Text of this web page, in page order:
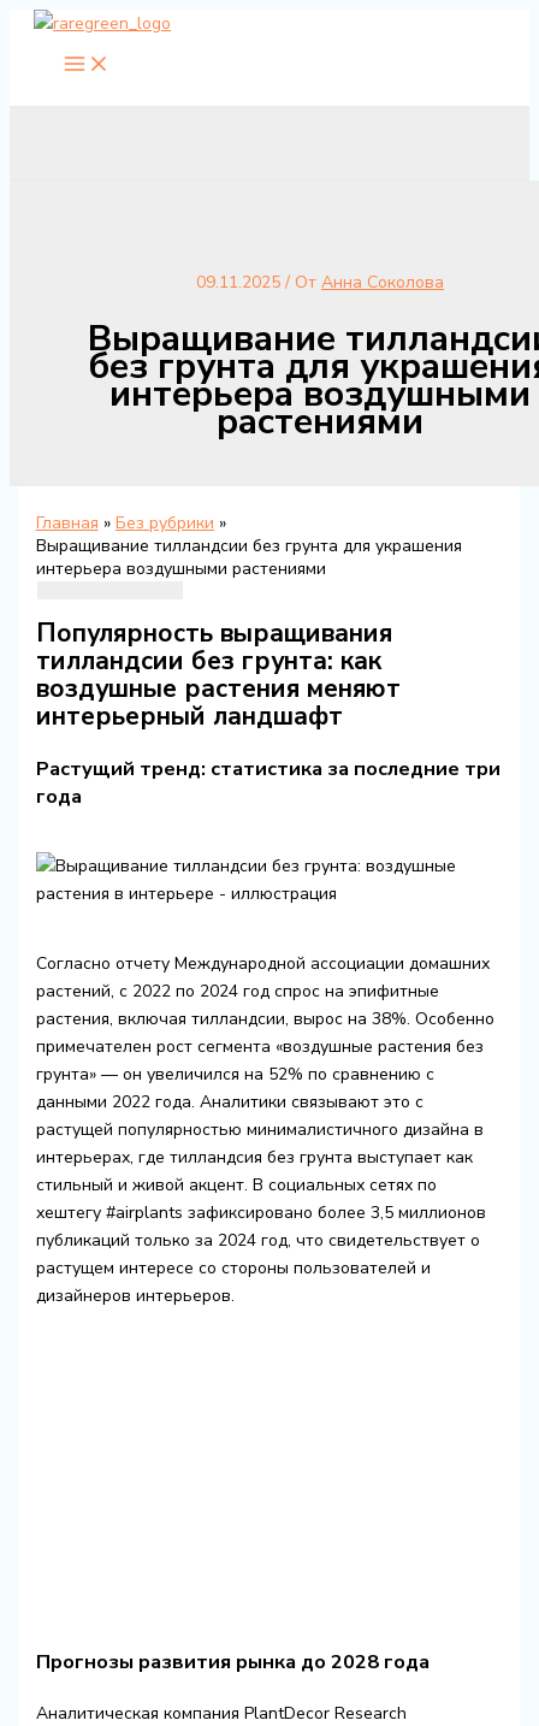
Перейти
содержимому
09.11.2025 / От Анна Соколова
Выращивание
без грунта для
интерьера воздушными
растениями
Главная
Без рубрики
Выращивание тилландсии без грунта для украшения
интерьера воздушными растениями
Популярность выращивания
тилландсии без грунта: как
воздушные растения меняют
интерьерный ландшафт
Растущий тренд: статистика за последние три
года
Согласно отчету Международной ассоциации домашних
растений, с 2022 по 2024 год спрос на эпифитные
растения, включая тилландсии, вырос на 38%. Особенно
примечателен рост сегмента «воздушные растения без
грунта» — он увеличился на 52% по сравнению с
данными 2022 года. Аналитики связывают это с
растущей популярностью минималистичного дизайна в
интерьерах, где тилландсия без грунта выступает как
стильный и живой акцент. В социальных сетях по
хештегу #airplants зафиксировано более 3,5 миллионов
публикаций только за 2024 год, что свидетельствует о
растущем интересе со стороны пользователей и
дизайнеров интерьеров.
Прогнозы развития рынка до 2028 года
Аналитическая компания PlantDecor Research